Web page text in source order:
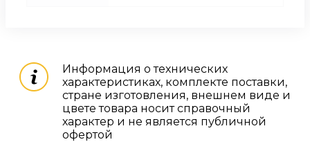
Информация о технических
характеристиках, комплекте поставки,
стране изготовления, внешнем виде и
цвете товара носит справочный
характер и не является публичной
офертой